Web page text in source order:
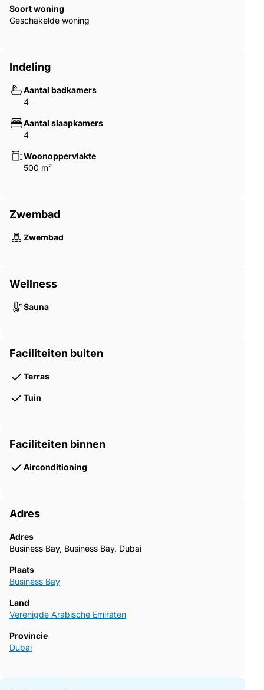
Soort woning
Geschakelde woning
Indeling
Aantal badkamers
4
Aantal slaapkamers
4
Woonoppervlakte
500 m²
Zwembad
Zwembad
Wellness
Sauna
Faciliteiten buiten
Terras
Tuin
Faciliteiten binnen
Airconditioning
Adres
Adres
Business Bay, Business Bay, Dubai
Plaats
Business Bay
Land
Verenigde Arabische Emiraten
Provincie
Dubai